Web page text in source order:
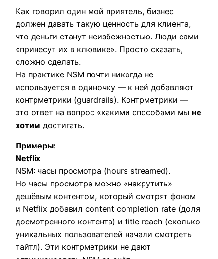
Как говорил один мой приятель, бизнес
должен давать такую ценность для клиента,
что деньги станут неизбежностью. Люди сами
«принесут их в клювике». Просто сказать,
сложно сделать.
На практике NSM почти никогда не
используется в одиночку — к ней добавляют
контрметрики (guardrails). Контрметрики —
это ответ на вопрос «какими способами мы не
хотим достигать.
Примеры:
Netflix
NSM: часы просмотра (hours streamed).
Но часы просмотра можно «накрутить»
дешёвым контентом, который смотрят фоном
и Netflix добавил content completion rate (доля
досмотренного контента) и title reach (сколько
уникальных пользователей начали смотреть
тайтл). Эти контрметрики не дают